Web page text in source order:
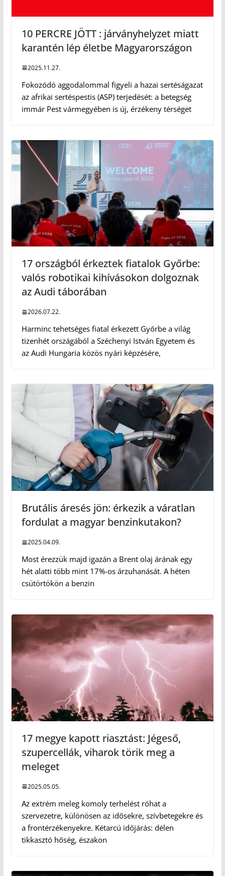
10 PERCRE JÖTT : járványhelyzet miatt
karantén lép életbe Magyarországon
2025.11.27.
Fokozódó aggodalommal figyeli a hazai sertéságazat
az afrikai sertéspestis (ASP) terjedését: a betegség
immár Pest vármegyében is új, érzékeny térséget
17 országból érkeztek fiatalok Győrbe:
valós robotikai kihívásokon dolgoznak
az Audi táborában
2026.07.22.
Harminc tehetséges fiatal érkezett Győrbe a világ
tizenhét országából a Széchenyi István Egyetem és
az Audi Hungaria közös nyári képzésére,
Brutális áresés jön: érkezik a váratlan
fordulat a magyar benzinkutakon?
2025.04.09.
Most érezzük majd igazán a Brent olaj árának egy
hét alatti több mint 17%-os árzuhanását. A héten
csütörtökön a benzin
17 megye kapott riasztást: Jégeső,
szupercellák, viharok törik meg a
meleget
2025.05.05.
Az extrém meleg komoly terhelést róhat a
szervezetre, különösen az idősekre, szívbetegekre és
a frontérzékenyekre. Kétarcú időjárás: délen
tikkasztó hőség, északon